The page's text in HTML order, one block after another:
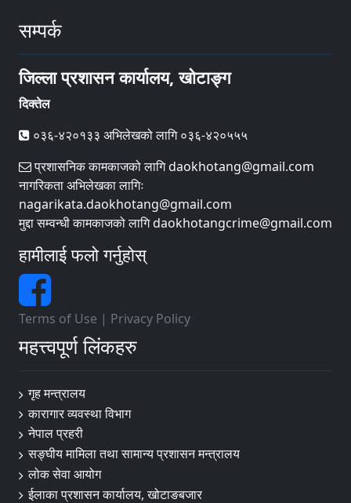
सम्पर्क
जिल्ला प्रशासन कार्यालय, खोटाङ्ग
दिक्तेल
०३६-४२०१३३ अभिलेखको लागि ०३६-४२०५५५
प्रशासनिक कामकाजको लागि daokhotang@gmail.com
नागरिकता अभिलेखका लागिः
nagarikata.daokhotang@gmail.com
मुद्दा सम्वन्धी कामकाजको लागि daokhotangcrime@gmail.com
हामीलाई फलो गर्नुहोस्
Terms of Use | Privacy Policy
महत्त्वपूर्ण लिंकहरु
गृह मन्त्रालय
कारागार व्यवस्था विभाग
नेपाल प्रहरी
सङ्‍घीय मामिला तथा सामान्य प्रशासन मन्त्रालय
लोक सेवा आयोग
ईलाका प्रशासन कार्यालय, खोटाङबजार